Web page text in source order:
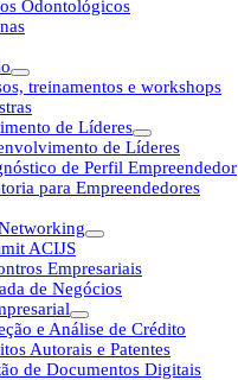
Odontológicos
treinamentos e workshops
de Líderes
de Líderes
de Perfil Empreendedor
para Empreendedores
ACIJS
Empresariais
de Negócios
e Análise de Crédito
Autorais e Patentes
de Documentos Digitais